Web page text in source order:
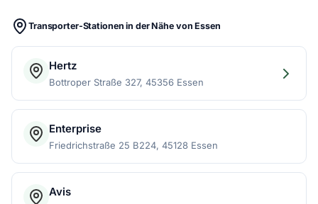
Transporter-Stationen in der Nähe von Essen
Hertz
Bottroper Straße 327, 45356 Essen
Enterprise
Friedrichstraße 25 B224, 45128 Essen
Avis